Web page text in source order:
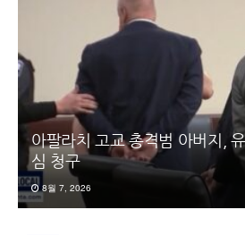
아팔라치 고교 총격범 아버지,
심 청구
8월 7, 2026